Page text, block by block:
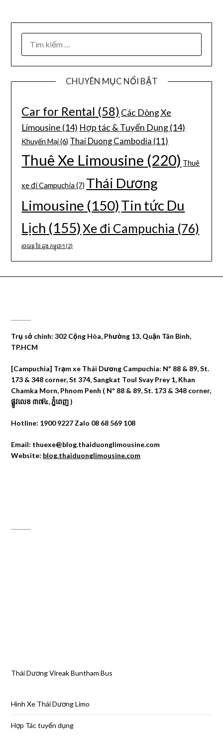
CHUYÊN MỤC NỔI BẬT
Car for Rental (58) Các Dòng Xe
Limousine (14) Hợp tác & Tuyển Dụng(14)
Khuyến Mại(6) Thai Duong Cambodia (11)
Thuê Xe Limousine (220) Thuê
xe đi Campuchia(7) Thái Dương
Limousine (150)Tin tức Du
Lịch (155)Xe đi Campuchia (76)
រថយន្ត ថៃ ដួង កម្ពុជា។ (2)
Trụ sở chính: 302 Cộng Hòa, Phường 13, Quận Tân Bình,
TP.HCM
[Campuchia] Trạm xe Thái Dương Campuchia: Nº 88 & 89, St.
173 & 348 corner, St 374, Sangkat Toul Svay Prey 1, Khan
Chamka Morn, Phnom Penh ( Nº 88 & 89, St. 173 & 348 corner,
ផ្លូវលេខ ៣៧៤, ភ្នំពេញ )
Hotline: 1900 9227 Zalo 08 68 569 108
Email: thuexe@blog.thaiduonglimousine.com
Website: blog.thaiduonglimousine.com
Thái Dương Vireak Buntham Bus
Hình Xe Thái Dương Limo
Hợp Tác tuyển dụng